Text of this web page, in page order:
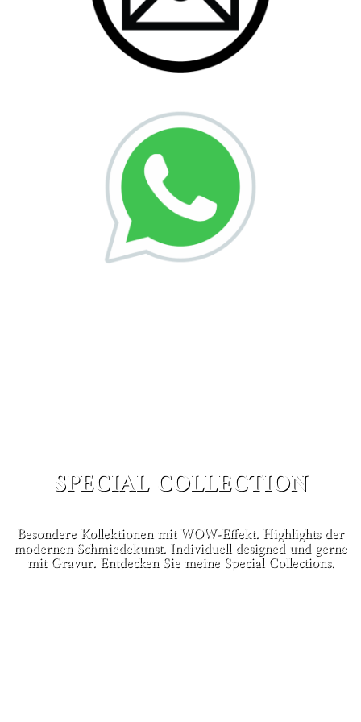
SPECIAL COLLECTION
Besondere Kollektionen mit WOW-Effekt. Highlights der
modernen Schmiedekunst. Individuell designed und gerne
mit Gravur. Entdecken Sie meine Special Collections.